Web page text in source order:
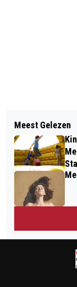
ZONDAG
MAANDAG
Meest Gelezen